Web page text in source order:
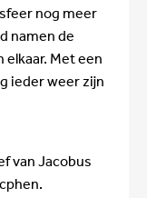
nog meer
namen de
elkaar. Met een
ieder weer zijn
van Jacobus